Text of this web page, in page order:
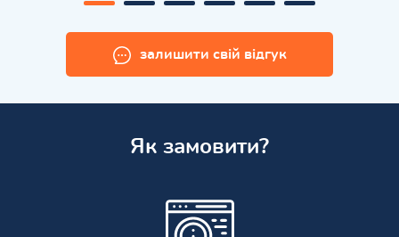
залишити свій відгук
Як замовити?